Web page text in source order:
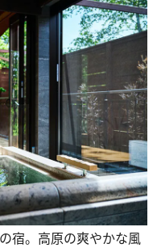
宿。高原の爽やかな風